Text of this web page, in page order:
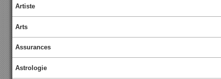
Artiste
Arts
Assurances
Astrologie